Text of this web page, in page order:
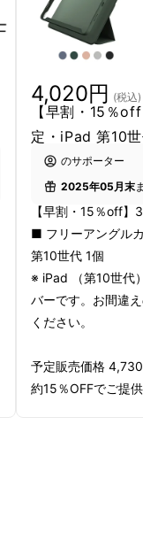
4,020円 (税込)
【早割・15％
定・iPad 第10
のサポーター
2025年05月末
【早割・15％off】
■ フリーアングル
第10世代 1個
※ iPad （第10世代
バーです。お間違
ください。
予定販売価格
約15％OFFでご提